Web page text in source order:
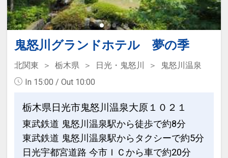
鬼怒川グランドホテル 夢の季
北関東 栃木県 日光・鬼怒川
鬼怒川温泉
In 15:00 / Out 10:00
栃木県日光市鬼怒川温泉大原１０２１
東武鉄道 鬼怒川温泉駅から徒歩で約8分
東武鉄道 鬼怒川温泉駅からタクシーで約5分
日光宇都宮道路 今市ＩＣから車で約20分